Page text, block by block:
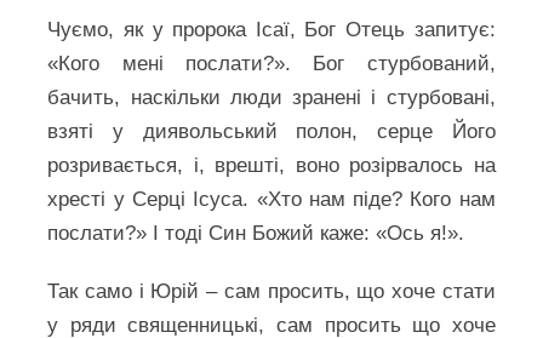
Чуємо, як у пророка Ісаї, Бог Отець запитує:
«Кого мені послати?». Бог стурбований,
бачить, наскільки люди зранені і стурбовані,
взяті у диявольський полон, серце Його
розривається, і, врешті, воно розірвалось на
хресті у Серці Ісуса. «Хто нам піде? Кого нам
послати?» І тоді Син Божий каже: «Ось я!».
Так само і Юрій – сам просить, що хоче стати
у ряди священницькі, сам просить що хоче